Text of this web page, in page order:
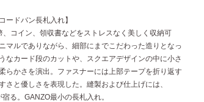
ードバン長札入れ】
コイン、領収書などをストレスなく美しく収納可
マルでありながら、細部にまでこだわった造りとなっ
なカード段のカットや、スクエアデザインの中に小さ
らかさを演出。ファスナーには上部テープを折り返す
さと優しさを表現した。縫製および仕上げには、
る。GANZO最小の長札入れ。